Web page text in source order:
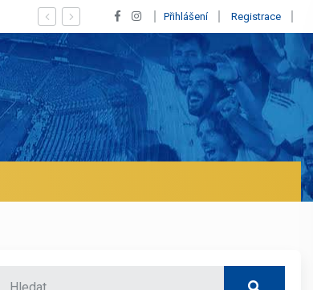
Blíží se jeho odchod z Realu a pustí se klub na trh už v
Přihlášení Registrace